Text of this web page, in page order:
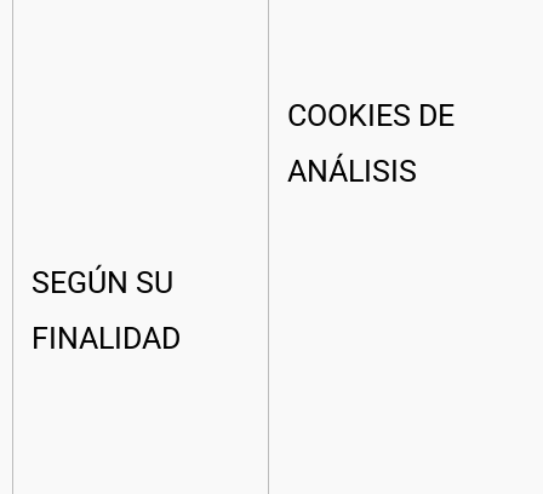
SEGÚN SU
FINALIDAD
COOKIES DE
ANÁLISIS